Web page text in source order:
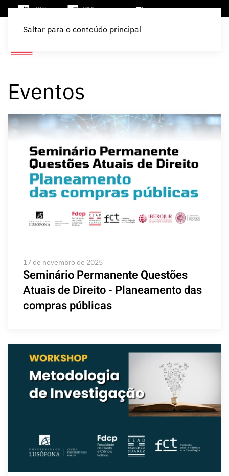
Saltar para o conteúdo principal
Eventos
17 de novembro de 2025
Seminário Permanente Questões
Atuais de Direito - Planeamento das
compras públicas